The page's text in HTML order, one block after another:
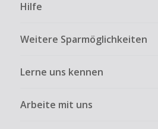
Hilfe
Weitere Sparmöglichkeiten
Lerne uns kennen
Arbeite mit uns